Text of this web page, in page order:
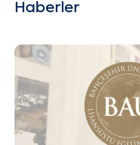
Haberler